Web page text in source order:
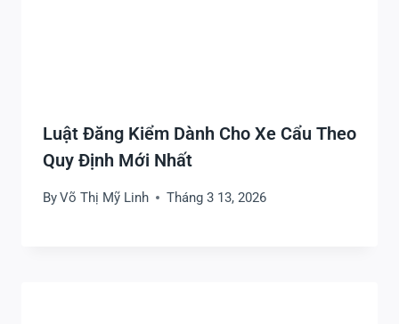
Luật Đăng Kiểm Dành Cho Xe Cẩu Theo
Quy Định Mới Nhất
ByVõ Thị Mỹ Linh Tháng 3 13, 2026